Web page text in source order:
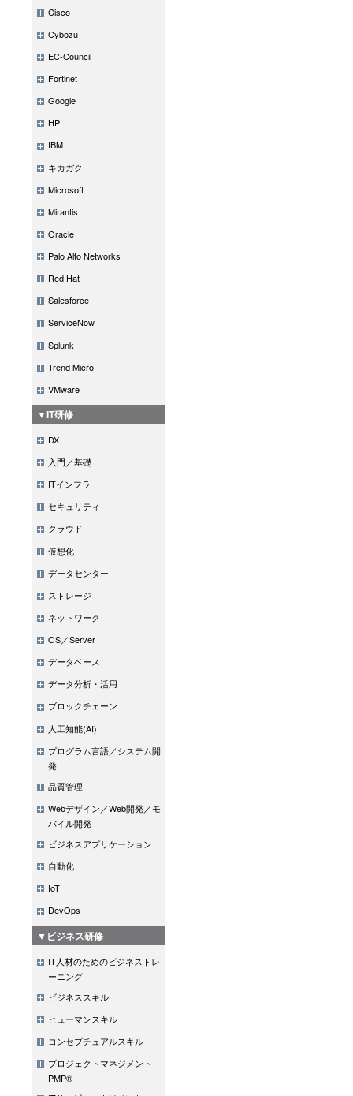
Cisco
Cybozu
EC-Council
Fortinet
Google
HP
IBM
キカガク
Microsoft
Mirantis
Oracle
Palo Alto Networks
Red Hat
Salesforce
ServiceNow
Splunk
Trend Micro
VMware
▼IT研修
DX
入門／基礎
ITインフラ
セキュリティ
クラウド
仮想化
データセンター
ストレージ
ネットワーク
OS／Server
データベース
データ分析・活用
ブロックチェーン
人工知能(AI)
プログラム言語／システム開
発
品質管理
Webデザイン／Web開発／モ
バイル開発
ビジネスアプリケーション
自動化
IoT
DevOps
▼ビジネス研修
IT人材のためのビジネストレ
ーニング
ビジネススキル
ヒューマンスキル
コンセプチュアルスキル
プロジェクトマネジメント
PMP®